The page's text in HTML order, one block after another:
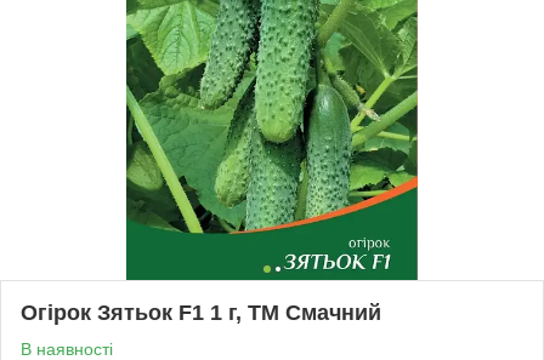
Огірок Зятьок F1 1 г, ТМ Смачний
В наявності